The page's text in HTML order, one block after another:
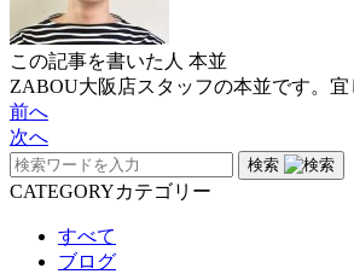
この記事を書いた人 本並
ZABOU大阪店スタッフの本並です。宜
前へ
次へ
検索
CATEGORYカテゴリー
すべて
ブログ